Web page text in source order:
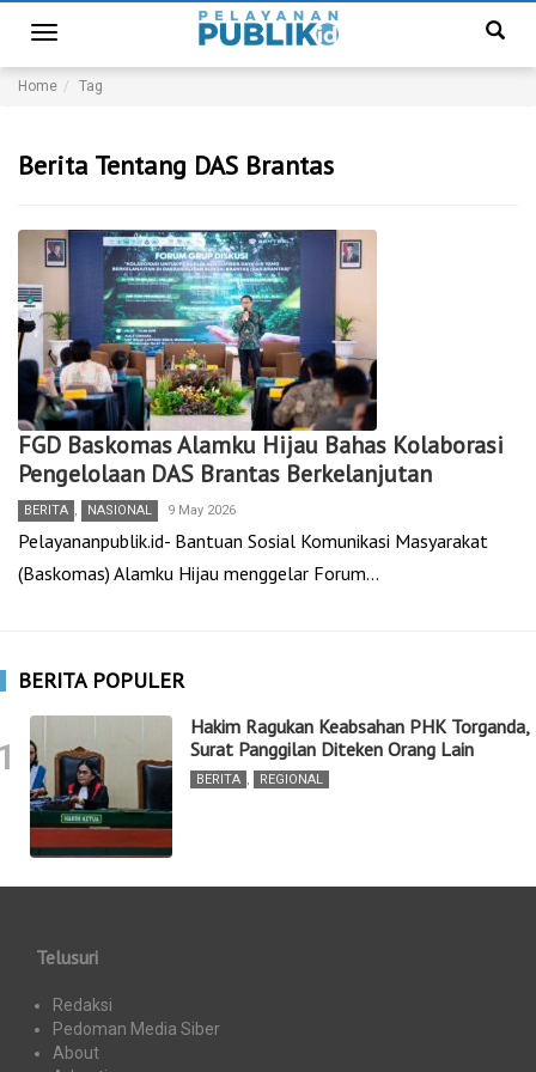
Toggle
navigation
Home Tag
Berita Tentang DAS Brantas
FGD Baskomas Alamku Hijau Bahas Kolaborasi
Pengelolaan DAS Brantas Berkelanjutan
BERITA , NASIONAL 9 May 2026
Pelayananpublik.id- Bantuan Sosial Komunikasi Masyarakat
(Baskomas) Alamku Hijau menggelar Forum…
BERITA POPULER
Hakim Ragukan Keabsahan PHK Torganda,
Surat Panggilan Diteken Orang Lain
BERITA , REGIONAL
Telusuri
Redaksi
Pedoman Media Siber
About